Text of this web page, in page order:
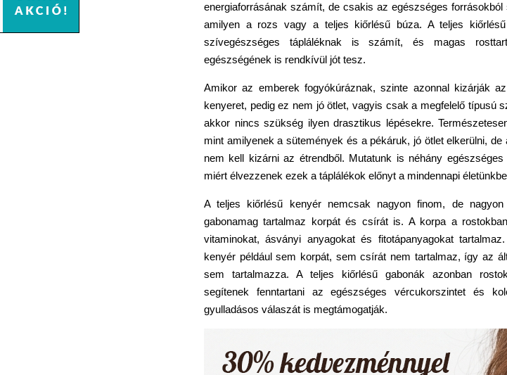
energiaforrásának számít, de csakis az egészséges
amilyen a rozs vagy a teljes kiőrlésű búza. A teljes
szívegészséges tápláléknak is számít, és magas
egészségének is rendkívül jót tesz.
Amikor az emberek fogyókúráznak, szinte azonnal kizárják
kenyeret, pedig ez nem jó ötlet, vagyis csak a megfelelő típusú
akkor nincs szükség ilyen drasztikus lépésekre.
mint amilyenek a sütemények és a pékáruk, jó ötlet elkerülni,
nem kell kizárni az étrendből. Mutatunk is néhány
miért élvezzenek ezek a táplálékok előnyt a mindennapi
A teljes kiőrlésű kenyér nemcsak nagyon finom, de
gabonamag tartalmaz korpát és csírát is. A korpa a
vitaminokat, ásványi anyagokat és fitotápanyagokat
kenyér például sem korpát, sem csírát nem tartalmaz, így az
sem tartalmazza. A teljes kiőrlésű gabonák azonban
segítenek fenntartani az egészséges vércukorszintet és
gyulladásos válaszát is megtámogatják.